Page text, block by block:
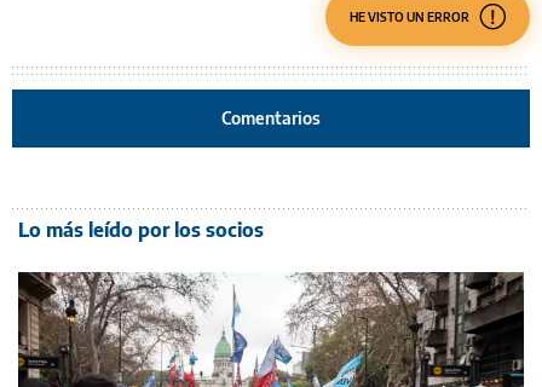
HE VISTO UN ERROR
Comentarios
Lo más leído por los socios